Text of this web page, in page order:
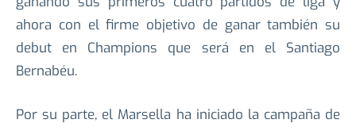
empezado la temporada de muy buena manera,
ganando sus primeros cuatro partidos de liga y
ahora con el firme objetivo de ganar también su
debut en Champions que será en el Santiago